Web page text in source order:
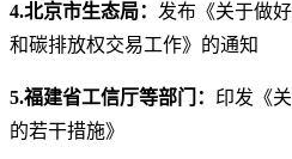
4.北京市生态局： 发布《关于做
和碳排放权交易工作》的通知
5.福建省工信厅等部门： 印发《
的若干措施》